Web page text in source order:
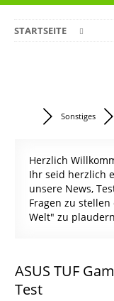
STARTSEITE
Sonstiges
Herzlich
Ihr seid herzlich
unsere News,
Fragen zu
Welt" zu
ASUS TUF
Test